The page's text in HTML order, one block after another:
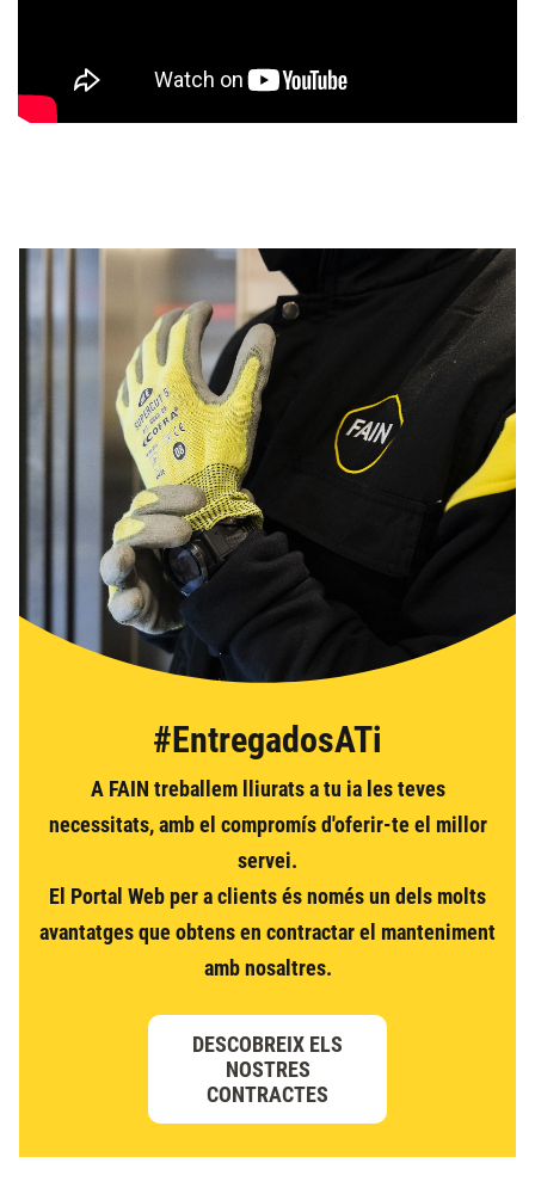
#EntregadosATi
A FAIN treballem lliurats a tu ia les teves
necessitats, amb el compromís d'oferir-te el millor
servei.
El Portal Web per a clients és només un dels molts
avantatges que obtens en contractar el manteniment
amb nosaltres.
DESCOBREIX ELS
NOSTRES
CONTRACTES